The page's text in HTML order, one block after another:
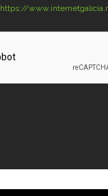
https://